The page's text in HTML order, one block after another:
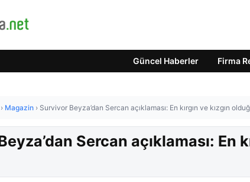
Güncel Haberler Firma
› Magazin › Survivor Beyza’dan Sercan açıklaması: En kırgın ve kızgın
Sercan açıklaması: En